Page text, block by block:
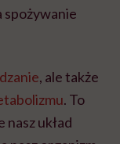
spożywanie
, ale także
. To
układ